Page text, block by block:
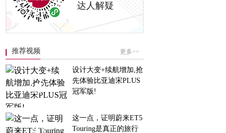
达人解疑
推荐视频 更多>>
设计大变+续航增加,抢
先体验比亚迪宋PLUS
冠军版!
这一点，证明蔚来ET5
Touring是真正的旅行